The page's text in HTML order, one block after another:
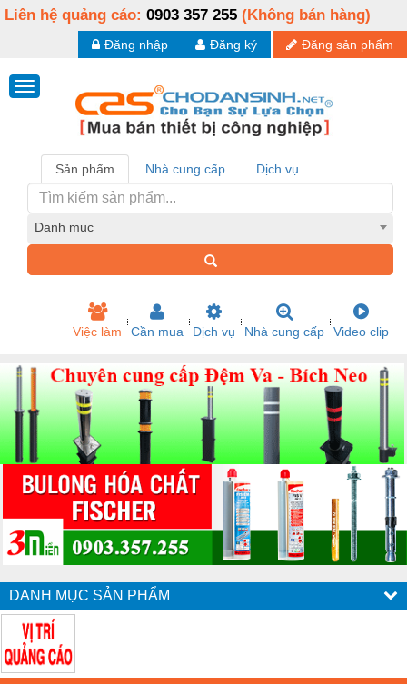
Liên hệ quảng cáo: 0903 357 255 (Không bán hàng)
Đăng sản phẩm
Đăng ký
Đăng nhập
Sản phẩm Nhà cung cấp Dịch vụ
Danh mục
Việc làm Cần mua Dịch vụ Nhà cung cấp Video clip
DANH MỤC SẢN PHẨM